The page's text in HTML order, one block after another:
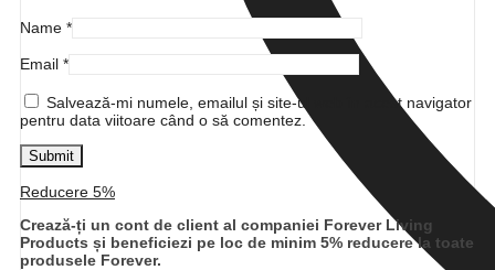
Name *
Email *
Salvează-mi numele, emailul și site-ul web în acest navigator
pentru data viitoare când o să comentez.
Reducere 5%
Crează-ți un cont de client al companiei Forever Living
Products și beneficiezi pe loc de minim 5% reducere la toate
produsele Forever.